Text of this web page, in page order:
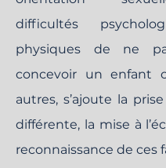
difficultés
physiques de ne
concevoir un enfant
autres, s’ajoute la
différente, la mise à
reconnaissance de ces